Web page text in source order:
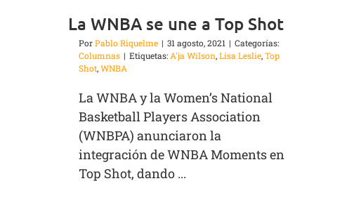
La WNBA se une a Top Shot
PorPablo Riquelme | 31 agosto, 2021 | Categorías:
Columnas | Etiquetas:A'ja Wilson,Lisa Leslie,Top
Shot,WNBA
La WNBA y la Women’s National
Basketball Players Association
(WNBPA) anunciaron la
integración de WNBA Moments en
Top Shot, dando ...